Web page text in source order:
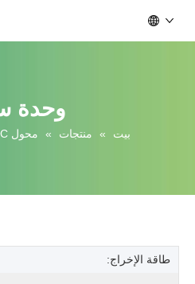
وحدة
بيت » منتجات » محول DC-DC
طاقة الإخراج: